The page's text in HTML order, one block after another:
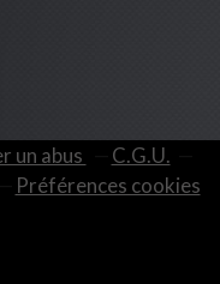
un abus
C.G.U.
Préférences cookies